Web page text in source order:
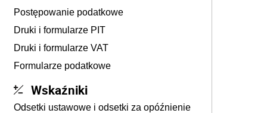
Postępowanie podatkowe
Druki i formularze PIT
Druki i formularze VAT
Formularze podatkowe
Wskaźniki
Odsetki ustawowe i odsetki za opóźnienie